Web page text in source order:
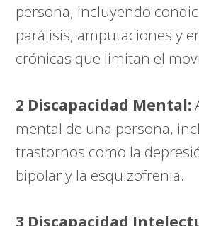
persona, incluyendo
parálisis, amputaciones y
crónicas que limitan el
2 Discapacidad Mental:
mental de una persona,
trastornos como la
bipolar y la esquizofrenia.
3 Discapacidad